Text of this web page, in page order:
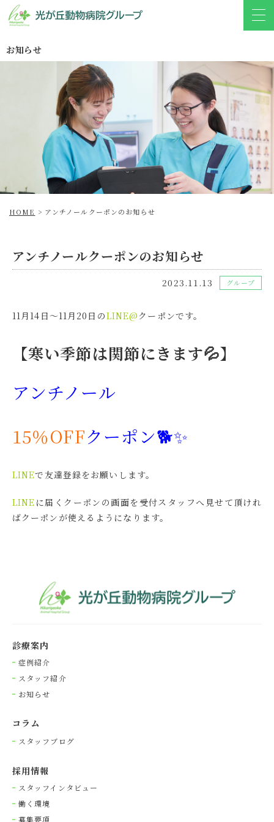
お知らせ
HOME > アンチノールクーポンのお知らせ
アンチノールクーポンのお知らせ
2023.11.13 グループ
11月14日～11月20日のLINE@ クーポンです。
【寒い季節は関節にきます💦】
アンチノール
15％OFFクーポン🐕✨
LINEで友達登録をお願いします。
LINE に届くクーポンの画面を受付スタッフへ見せて頂けれ
ばクーポンが使えるようになります。
診療案内
症例紹介
スタッフ紹介
お知らせ
コラム
スタッフブログ
採⽤情報
スタッフインタビュー
働く環境
募集要項